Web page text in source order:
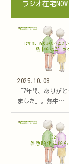
ラジオ在宅NOW
2025.10.08
「7年間、ありが
ました」。熱中…